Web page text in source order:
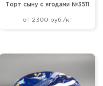
Торт сыну с ягодами №3511
от 2300 руб./кг